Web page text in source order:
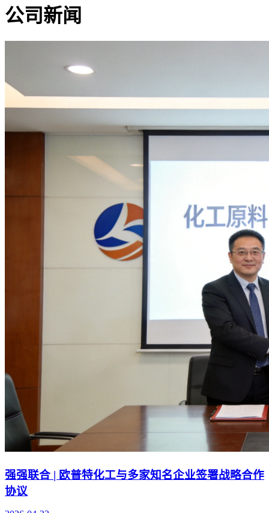
公司新闻
强强联合 | 欧普特化工与多家知名企业签署战略合作
协议